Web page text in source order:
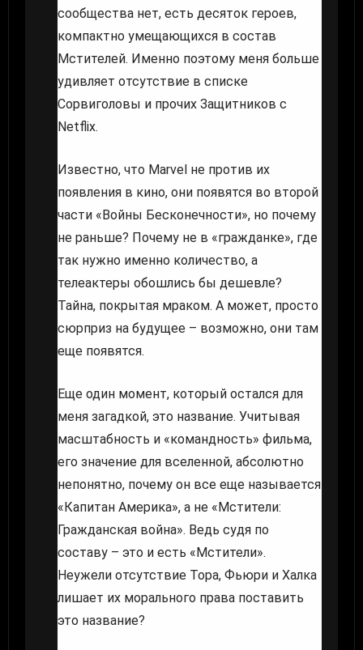
сообщества нет, есть десяток героев,
компактно умещающихся в состав
Мстителей. Именно поэтому меня больше
удивляет отсутствие в списке
Сорвиголовы и прочих Защитников с
Netflix.
Известно, что Marvel не против их
появления в кино, они появятся во второй
части «Войны Бесконечности», но почему
не раньше? Почему не в «гражданке», где
так нужно именно количество, а
телеактеры обошлись бы дешевле?
Тайна, покрытая мраком. А может, просто
сюрприз на будущее – возможно, они там
еще появятся.
Еще один момент, который остался для
меня загадкой, это название. Учитывая
масштабность и «командность» фильма,
его значение для вселенной, абсолютно
непонятно, почему он все еще называется
«Капитан Америка», а не «Мстители:
Гражданская война». Ведь судя по
составу – это и есть «Мстители».
Неужели отсутствие Тора, Фьюри и Халка
лишает их морального права поставить
это название?